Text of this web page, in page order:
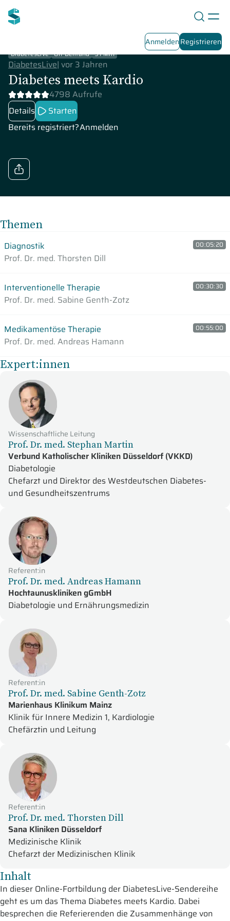
AnmeldenRegistrieren
DiabetesLive On-Demand 91 Min
DiabetesLive| vor 3 Jahren
Diabetes meets Kardio
4798 Aufrufe
Details
Starten
Bereits registriert?Anmelden
Themen
Diagnostik
Prof. Dr. med. Thorsten Dill
00:05:20
Interventionelle Therapie
Prof. Dr. med. Sabine Genth-Zotz
00:30:30
Medikamentöse Therapie
Prof. Dr. med. Andreas Hamann
00:55:00
Expert:innen
Wissenschaftliche Leitung
Prof. Dr. med. Stephan Martin
Verbund Katholischer Kliniken Düsseldorf (VKKD)
Diabetologie
Chefarzt und Direktor des Westdeutschen Diabetes-
und Gesundheitszentrums
Referent:in
Prof. Dr. med. Andreas Hamann
Hochtaunuskliniken gGmbH
Diabetologie und Ernährungsmedizin
Referent:in
Prof. Dr. med. Sabine Genth-Zotz
Marienhaus Klinikum Mainz
Klinik für Innere Medizin 1, Kardiologie
Chefärztin und Leitung
Referent:in
Prof. Dr. med. Thorsten Dill
Sana Kliniken Düsseldorf
Medizinische Klinik
Chefarzt der Medizinischen Klinik
Inhalt
In dieser Online-Fortbildung der DiabetesLive-Sendereihe
geht es um das Thema Diabetes meets Kardio. Dabei
besprechen die Referierenden die Zusammenhänge von